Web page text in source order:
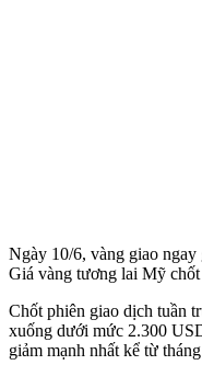
Ngày 10/6, vàng giao
Giá vàng tương lai Mỹ
Chốt phiên giao dịch tuần
xuống dưới mức 2.300
giảm mạnh nhất kể từ